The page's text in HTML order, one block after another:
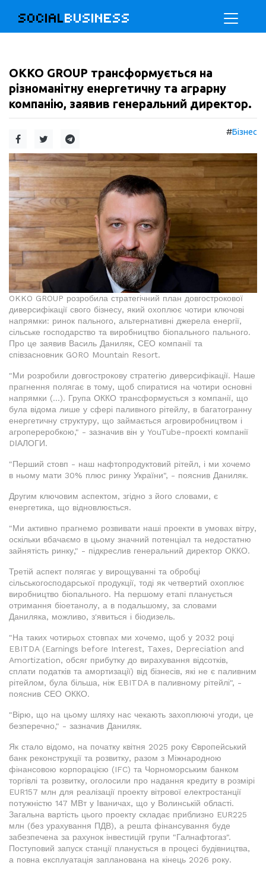
SOCIALBUSINESS
OKKO GROUP трансформується на
різноманітну енергетичну та аграрну
компанію, заявив генеральний директор.
#Бізнес
OKKO GROUP розробила стратегічний план довгострокової
диверсифікації свого бізнесу, який охоплює чотири ключові
напрямки: ринок пального, альтернативні джерела енергії,
сільське господарство та виробництво біопального пального.
Про це заявив Василь Даниляк, СЕО компанії та
співзасновник GORO Mountain Resort.
"Ми розробили довгострокову стратегію диверсифікації. Наше
прагнення полягає в тому, щоб спиратися на чотири основні
напрямки (...). Група ОККО трансформується з компанії, що
була відома лише у сфері паливного рітейлу, в багатогранну
енергетичну структуру, що займається агровиробництвом і
агропереробкою," - зазначив він у YouTube-проєкті компанії
DІАЛОГИ.
"Перший стовп - наш нафтопродуктовий рітейл, і ми хочемо
в ньому мати 30% плюс ринку України", - пояснив Даниляк.
Другим ключовим аспектом, згідно з його словами, є
енергетика, що відновлюється.
"Ми активно прагнемо розвивати наші проекти в умовах вітру,
оскільки вбачаємо в цьому значний потенціал та недостатню
зайнятість ринку," - підкреслив генеральний директор ОККО.
Третій аспект полягає у вирощуванні та обробці
сільськогосподарської продукції, тоді як четвертий охоплює
виробництво біопального. На першому етапі планується
отримання біоетанолу, а в подальшому, за словами
Даниляка, можливо, з'явиться і біодизель.
"На таких чотирьох стовпах ми хочемо, щоб у 2032 році
EBITDA (Earnings before Interest, Taxes, Depreciation and
Amortization, обсяг прибутку до вирахування відсотків,
сплати податків та амортизації) від бізнесів, які не є паливним
рітейлом, була більша, ніж EBITDA в паливному рітейлі", -
пояснив СЕО ОККО.
"Вірю, що на цьому шляху нас чекають захоплюючі угоди, це
безперечно," - зазначив Даниляк.
Як стало відомо, на початку квітня 2025 року Європейський
банк реконструкції та розвитку, разом з Міжнародною
фінансовою корпорацією (IFC) та Чорноморським банком
торгівлі та розвитку, оголосили про надання кредиту в розмірі
EUR157 млн для реалізації проекту вітрової електростанції
потужністю 147 МВт у Іваничах, що у Волинській області.
Загальна вартість цього проекту складає приблизно EUR225
млн (без урахування ПДВ), а решта фінансування буде
забезпечена за рахунок інвестицій групи "Галнафтогаз".
Поступовий запуск станції планується в процесі будівництва,
а повна експлуатація запланована на кінець 2026 року.